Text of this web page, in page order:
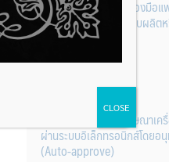
การนำเข้าหรือผลิตเครื่องมือ
จดทะเบียนสถานประกอบผลิตห
มือแพทย์ก่อนเท่านั้น
ระบบการขออนุญาตโฆษณาเ
ผ่านระบบอิเล็กทรอนิกส์โดยอ
(Auto-approve)
CLOSE